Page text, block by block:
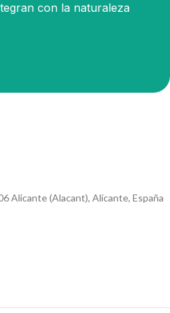
con la naturaleza
Alicante (Alacant), Alicante, España